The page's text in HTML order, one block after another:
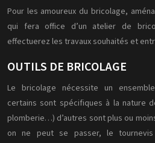
Pour les amoureux du bricolage,
qui fera office d’un atelier de
effectuerez les travaux souhaités et
OUTILS DE BRICOLAGE
Le bricolage nécessite un
certains sont spécifiques à la nature
plomberie…) d’autres sont plus ou
on ne peut se passer, le